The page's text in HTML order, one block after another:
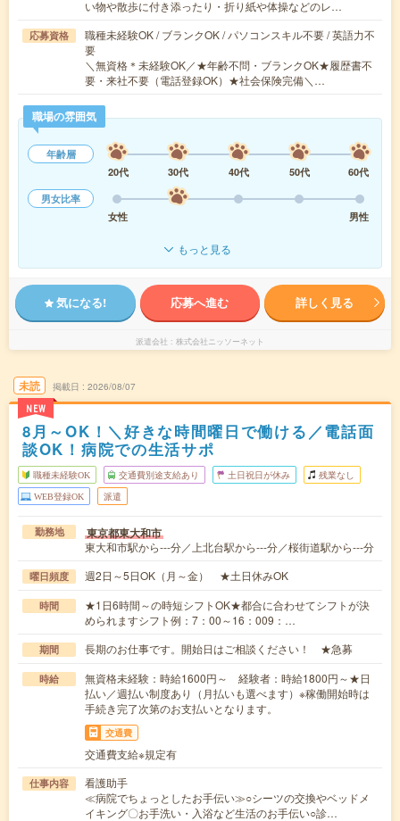
い物や散歩に付き添ったり・折り紙や体操などのレ…
応募資格
職種未経験OK / ブランクOK / パソコンスキル不要 / 英語力不
要
＼無資格＊未経験OK／★年齢不問・ブランクOK★履歴書不
要・来社不要（電話登録OK）★社会保険完備＼…
職場の雰囲気
年齢層
20代
30代 40代 50代
60代
男女比率
女性
男性
もっと見る
気になる! 応募へ進む 詳しく見る
派遣会社 株式会社ニッソーネット
未読
NEW
掲載日 2026/08/07
8月～OK！＼好きな時間曜日で働ける／電話面
談OK！病院での生活サポ
職種未経験OK 交通費別途支給あり 土日祝日が休み 残業なし
WEB登録OK 派遣
勤務地 東京都東大和市
東大和市駅から---分／上北台駅から---分／桜街道駅から---分
曜日頻度 週2日～5日OK（月～金） ★土日休みOK
時間
★1日6時間～の時短シフトOK★都合に合わせてシフトが決
められますシフト例：7：00～16：009：…
期間 長期のお仕事です。開始日はご相談ください！ ★急募
時給
無資格未経験：時給1600円～ 経験者：時給1800円～★日
払い／週払い制度あり（月払いも選べます）※稼働開始時は
手続き完了次第のお支払いとなります。
交通費
交通費支給※規定有
仕事内容
看護助手
≪病院でちょっとしたお手伝い≫○シーツの交換やベッドメ
イキング〇お手洗い・入浴など生活のお手伝い○診…